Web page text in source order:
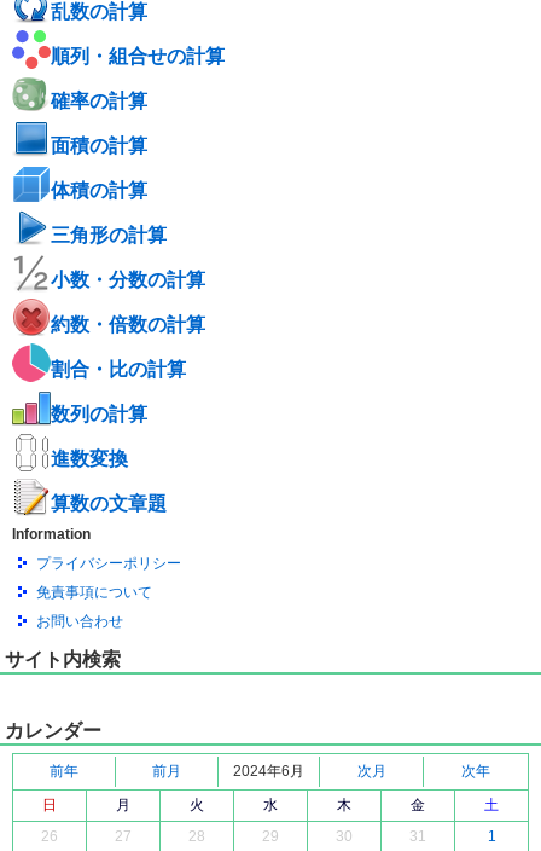
乱数の計算
順列・組合せの計算
確率の計算
面積の計算
体積の計算
三角形の計算
小数・分数の計算
約数・倍数の計算
割合・比の計算
数列の計算
進数変換
算数の文章題
Information
プライバシーポリシー
免責事項について
お問い合わせ
サイト内検索
カレンダー
前年 前月 2024年6月 次月
次年
日
月 火 水 木 金
土
26
27 28 29 30 31 1